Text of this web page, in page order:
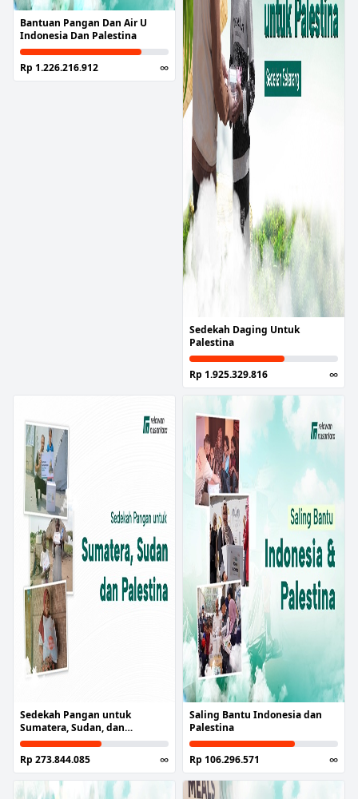
Bantuan Pangan Dan Air U
Indonesia Dan Palestina
Rp 1.226.216.912 ∞
Sedekah Daging Untuk
Palestina
Rp 1.925.329.816 ∞
Sedekah Pangan untuk
Sumatera, Sudan, dan
Palestina
Rp 273.844.085
∞
Saling Bantu Indonesia dan
Palestina
Rp 106.296.571 ∞